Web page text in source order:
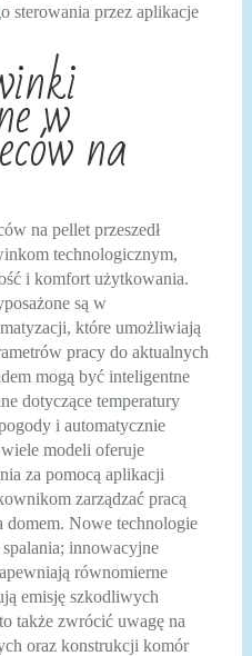
sterowania przez aplikacje
wna
na pellet przeszedł
technologicznym,
i komfort użytkowania.
są w
które umożliwiają
pracy do aktualnych
mogą być inteligentne
dotyczące temperatury
i automatycznie
modeli oferuje
za pomocą aplikacji
zarządzać pracą
domem. Nowe technologie
innowacyjne
równomierne
emisję szkodliwych
także zwrócić uwagę na
oraz konstrukcji komór